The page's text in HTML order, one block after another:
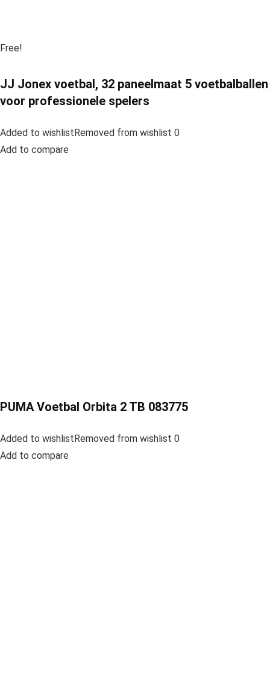
Free!
JJ Jonex voetbal, 32 paneelmaat 5 voetbalballen
voor professionele spelers
Added to wishlistRemoved from wishlist 0
Add to compare
PUMA Voetbal Orbita 2 TB 083775
Added to wishlistRemoved from wishlist 0
Add to compare